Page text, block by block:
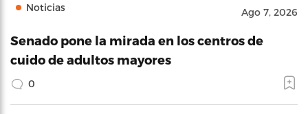
Noticias Ago 7, 2026
Senado pone la mirada en los centros de
cuido de adultos mayores
0